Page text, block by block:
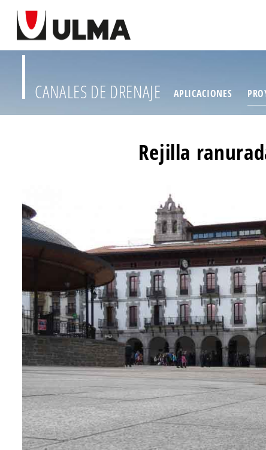
CANALES DE DRENAJE APLICACIONES
Rejilla